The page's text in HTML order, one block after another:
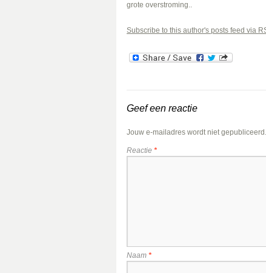
grote overstroming..
Subscribe to this author's posts feed via
Geef een reactie
Jouw e-mailadres wordt niet gepubliceerd.
Reactie *
Naam *